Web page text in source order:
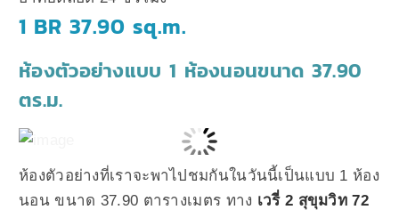
1 BR 37.90 sq.m.
ห้องตัวอย่างแบบ 1 ห้องนอนขนาด 37.90
ตร.ม.
ห้องตัวอย่างที่เราจะพาไปชมกันในวันนี้เป็นแบบ 1 ห้อง
นอน ขนาด 37.90 ตารางเมตร ทาง เวรี่ 2 สุขุมวิท 72